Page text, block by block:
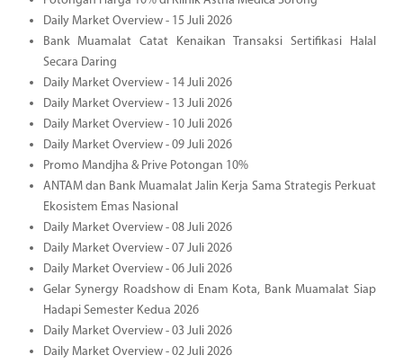
Daily Market Overview - 15 Juli 2026
Bank Muamalat Catat Kenaikan Transaksi Sertifikasi Halal
Secara Daring
Daily Market Overview - 14 Juli 2026
Daily Market Overview - 13 Juli 2026
Daily Market Overview - 10 Juli 2026
Daily Market Overview - 09 Juli 2026
Promo Mandjha & Prive Potongan 10%
ANTAM dan Bank Muamalat Jalin Kerja Sama Strategis Perkuat
Ekosistem Emas Nasional
Daily Market Overview - 08 Juli 2026
Daily Market Overview - 07 Juli 2026
Daily Market Overview - 06 Juli 2026
Gelar Synergy Roadshow di Enam Kota, Bank Muamalat Siap
Hadapi Semester Kedua 2026
Daily Market Overview - 03 Juli 2026
Daily Market Overview - 02 Juli 2026